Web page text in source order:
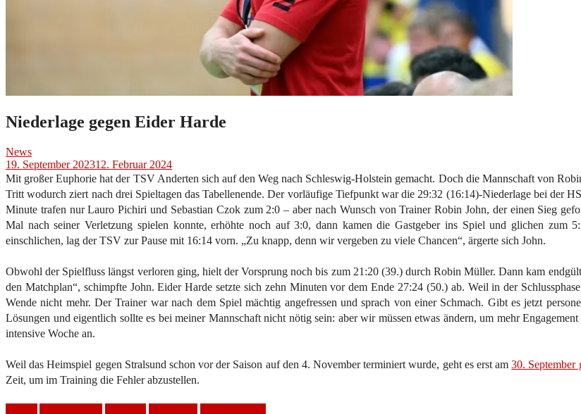
Niederlage gegen Eider Harde
News
19. September 202312. Februar 2024
Mit großer Euphorie hat der TSV Anderten sich auf den Weg nach Schleswig-Holstein gemacht. Doch die Mannschaft von
Tritt wodurch ziert nach drei Spieltagen das Tabellenende. Der vorläufige Tiefpunkt war die 29:32 (16:14)-Niederlage bei der
Minute trafen nur Lauro Pichiri und Sebastian Czok zum 2:0 – aber nach Wunsch von Trainer Robin John, der einen Sieg
Mal nach seiner Verletzung spielen konnte, erhöhte noch auf 3:0, dann kamen die Gastgeber ins Spiel und glichen zum
einschlichen, lag der TSV zur Pause mit 16:14 vorn. „Zu knapp, denn wir vergeben zu viele Chancen“, ärgerte sich John.
Obwohl der Spielfluss längst verloren ging, hielt der Vorsprung noch bis zum 21:20 (39.) durch Robin Müller. Dann kam
den Matchplan“, schimpfte John. Eider Harde setzte sich zehn Minuten vor dem Ende 27:24 (50.) ab. Weil in der
Wende nicht mehr. Der Trainer war nach dem Spiel mächtig angefressen und sprach von einer Schmach. Gibt es jetzt
Lösungen und eigentlich sollte es bei meiner Mannschaft nicht nötig sein: aber wir müssen etwas ändern, um mehr
intensive Woche an.
Weil das Heimspiel gegen Stralsund schon vor der Saison auf den 4. November terminiert wurde, geht es erst am30.
Zeit, um im Training die Fehler abzustellen.